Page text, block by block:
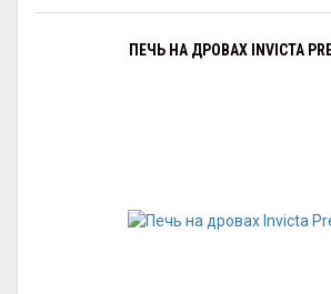
ПЕЧЬ НА ДРОВАХ INVICTA